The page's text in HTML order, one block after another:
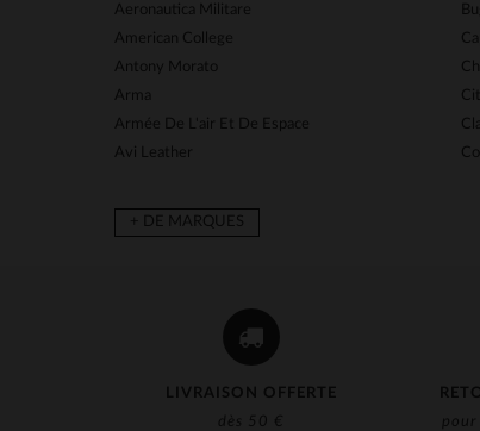
Aeronautica Militare
American College
Antony Morato
Arma
Armée De L'air Et De Espace
Avi Leather
+ DE MARQUES
LIVRAISON OFFERTE
dès 50 €
pour